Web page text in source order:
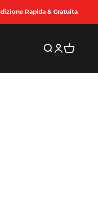
Gratuita
CercaAccediCarrello